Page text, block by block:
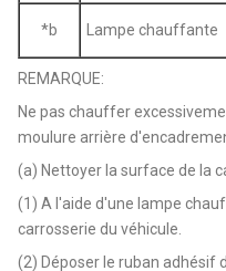
*b Lampe chauffante
REMARQUE:
Ne pas chauffer
moulure arrière
(a) Nettoyer la surface de la
(1) A l'aide d'une lampe
carrosserie du véhicule.
(2) Déposer le ruban adhésif